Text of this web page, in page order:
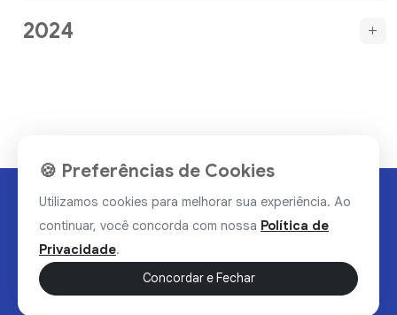
2024
🍪 Preferências de Cookies
Utilizamos cookies para melhorar sua experiência. Ao
continuar, você concorda com nossa Política de
Privacidade.
Concordar e Fechar